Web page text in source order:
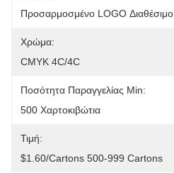
Προσαρμοσμένο LOGO Διαθέσιμο
Χρώμα:
CMYK 4C/4C
Ποσότητα Παραγγελίας Min:
500 Χαρτοκιβώτια
Τιμή:
$1.60/cartons 500-999 Cartons